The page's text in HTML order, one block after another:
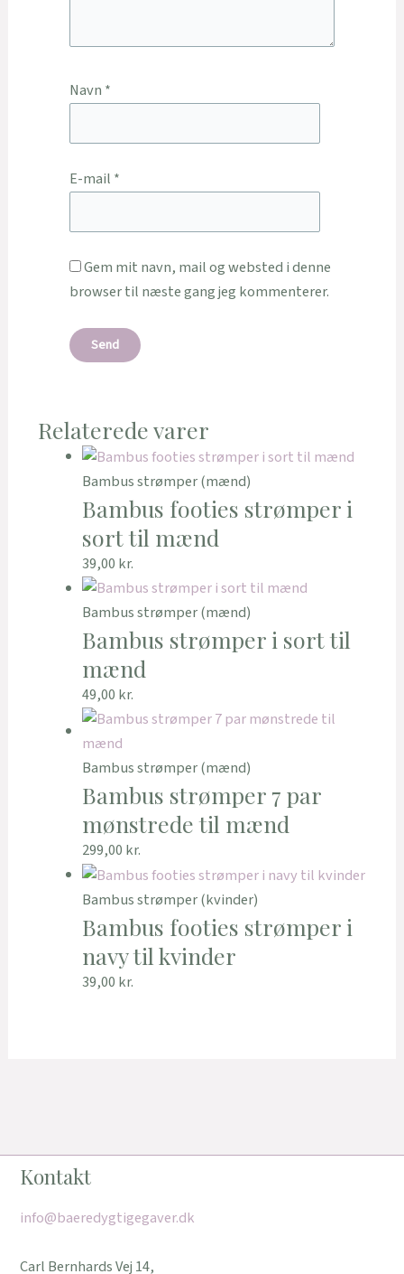
Navn *
E-mail *
Gem mit navn, mail og websted i denne
browser til næste gang jeg kommenterer.
Relaterede varer
Bambus strømper (mænd)
Bambus footies strømper i
sort til mænd
39,00 kr.
Bambus strømper (mænd)
Bambus strømper i sort til
mænd
49,00 kr.
Bambus strømper (mænd)
Bambus strømper 7 par
mønstrede til mænd
299,00 kr.
Bambus strømper (kvinder)
Bambus footies strømper i
navy til kvinder
39,00 kr.
Kontakt
info@baeredygtigegaver.dk
Carl Bernhards Vej 14,